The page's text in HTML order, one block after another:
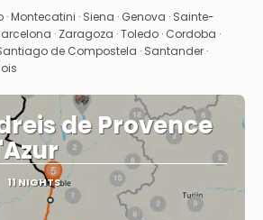
See
Montecatini · Siena · Genova · Sainte-
· Zaragoza · Toledo · Cordoba ·
Santiago de Compostela · Santander ·
de Provence
11 NIGHTS